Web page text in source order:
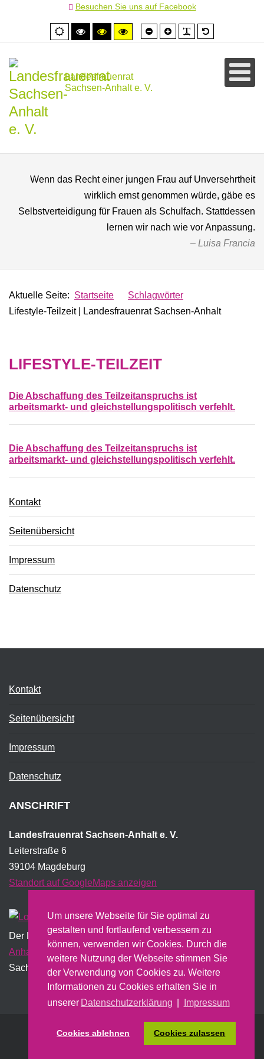
Um unsere Webseite für Sie optimal zu
gestalten und fortlaufend verbessern zu
können, verwenden wir Cookies. Durch die
weitere Nutzung der Webseite stimmen Sie
der Verwendung von Cookies zu. Weitere
Informationen zu Cookies erhalten Sie in
unserer Datenschutzerklärung Impressum
Cookies ablehnen Cookies zulassen
Besuchen Sie uns auf Facebook
Normale
Ansicht
Hoher
Kontrast
Hoher
Kontrast
Hoher
Kontrast
Schrift
kleiner
Schrift
größer
Landesfrauenrat
Sachsen-Anhalt e. V.
Wenn das Recht einer jungen Frau auf Unversehrtheit
wirklich ernst genommen würde, gäbe es
Selbstverteidigung für Frauen als Schulfach. Stattdessen
lernen wir nach wie vor Anpassung.
Luisa Francia
Aktuelle Seite: Startseite
Schlagwörter
Lifestyle-Teilzeit | Landesfrauenrat Sachsen-Anhalt
LIFESTYLE-TEILZEIT
Die Abschaffung des Teilzeitanspruchs ist
arbeitsmarkt- und gleichstellungspolitisch verfehlt.
Die Abschaffung des Teilzeitanspruchs ist
arbeitsmarkt- und gleichstellungspolitisch verfehlt.
Kontakt
Seitenübersicht
Impressum
Datenschutz
Kontakt
Seitenübersicht
Impressum
Datenschutz
ANSCHRIFT
Landesfrauenrat Sachsen-Anhalt e. V.
Leiterstraße 6
39104 Magdeburg
Standort auf GoogleMaps anzeigen
Der Landesfrauenrat wird institutionell vom Land
Anhalt
gefördert und erstellt dazu u.a. einen jährlichen
Sachbericht.
Nach oben